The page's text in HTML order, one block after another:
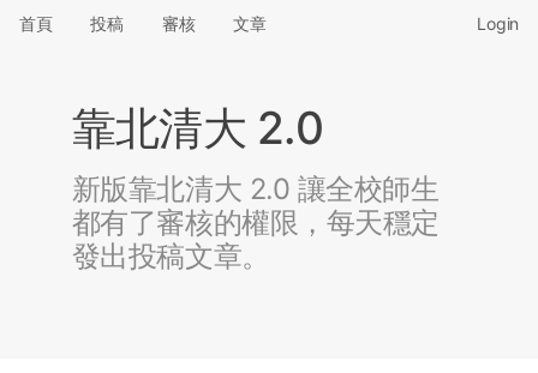
首頁 投稿 審核 文章 Login
靠北清大 2.0
新版靠北清大 2.0 讓全校師生
都有了審核的權限，每天穩定
發出投稿文章。